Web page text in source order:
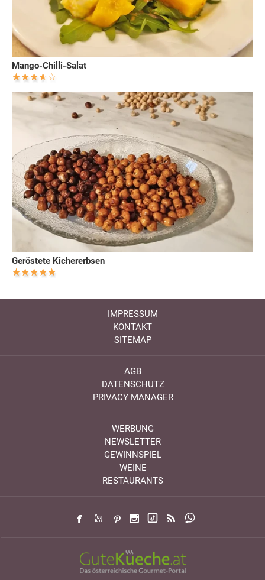
Mango-Chilli-Salat
Geröstete Kichererbsen
IMPRESSUM
KONTAKT
SITEMAP
AGB
DATENSCHUTZ
PRIVACY MANAGER
WERBUNG
NEWSLETTER
GEWINNSPIEL
WEINE
RESTAURANTS